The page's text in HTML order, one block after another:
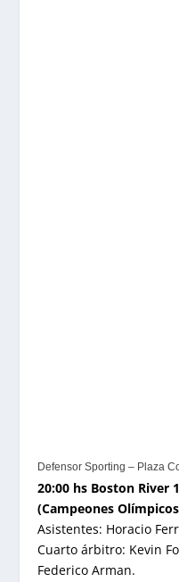
Defensor Sporting – Plaza
20:00 hs Boston River
(Campeones
Asistentes: Horacio
Cuarto árbitro: Kevin
Federico Arman.